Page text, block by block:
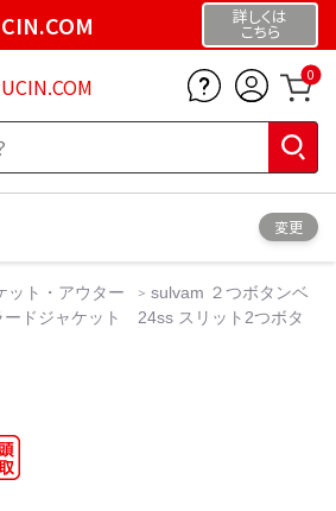
詳しくは
こちら
0
変更
ット・アウター
sulvam ２つボタンベ
ドジャケット 24ss スリット2つボタ